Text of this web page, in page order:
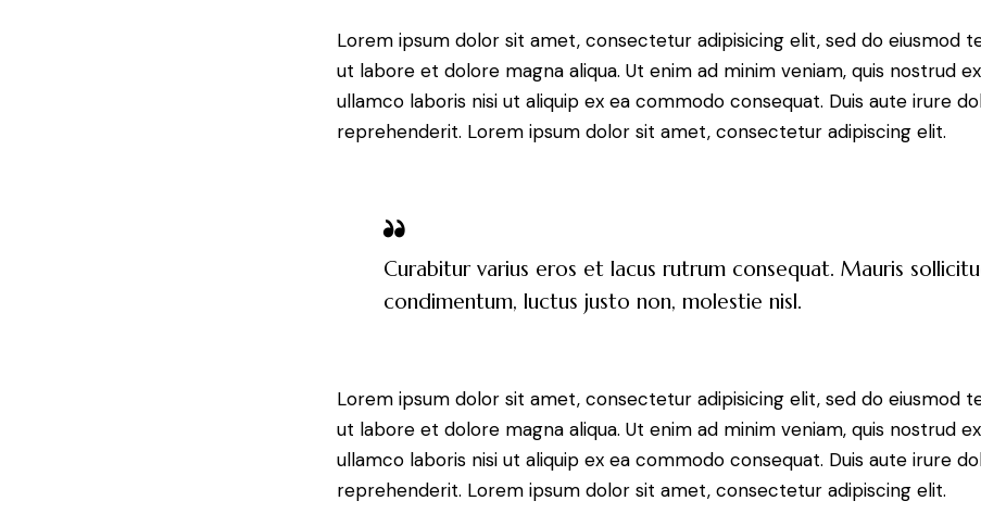
Lorem ipsum dolor sit amet, consectetur adipisicing elit, sed do eiusmod
ut labore et dolore magna aliqua. Ut enim ad minim veniam, quis nostrud
ullamco laboris nisi ut aliquip ex ea commodo consequat. Duis aute irure
reprehenderit. Lorem ipsum dolor sit amet, consectetur adipiscing elit.
Curabitur varius eros et lacus rutrum consequat. Mauris
condimentum, luctus justo non, molestie nisl.
Lorem ipsum dolor sit amet, consectetur adipisicing elit, sed do eiusmod
ut labore et dolore magna aliqua. Ut enim ad minim veniam, quis nostrud
ullamco laboris nisi ut aliquip ex ea commodo consequat. Duis aute irure
reprehenderit. Lorem ipsum dolor sit amet, consectetur adipiscing elit.